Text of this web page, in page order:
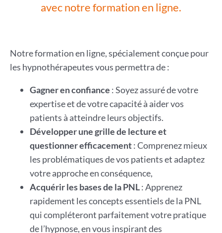
avec notre formation en ligne.
Notre formation en ligne, spécialement conçue pour
les hypnothérapeutes vous permettra de :
Gagner en confiance : Soyez assuré de votre
expertise et de votre capacité à aider vos
patients à atteindre leurs objectifs.
Développer une grille de lecture et
questionner efficacement: Comprenez mieux
les problématiques de vos patients et adaptez
votre approche en conséquence,
Acquérir les bases de la PNL: Apprenez
rapidement les concepts essentiels de la PNL
qui compléteront parfaitement votre pratique
de l’hypnose, en vous inspirant des